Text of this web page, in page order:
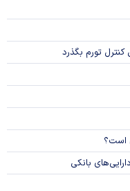
تورم بگذرد
است؟
بانکی